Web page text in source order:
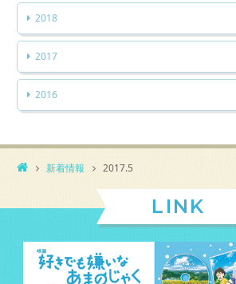
2018
2017
2016
新着情報 2017.5
LINK